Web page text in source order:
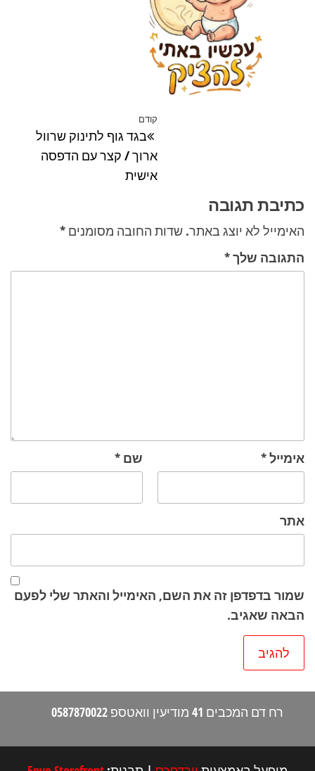
הפוסט
הקודם
קודם
בגד גוף לתינוק שרוול
ארוך / קצר עם הדפסה
אישית
כתיבת תגובה
האימייל לא יוצג באתר. שדות החובה מסומנים *
התגובה שלך*
שם * אימייל*
אתר
שמור בדפדפן זה את השם, האימייל והאתר שלי לפעם
הבאה שאגיב.
רח דם המכבים 41 מודיעין וואטספ 0587870022